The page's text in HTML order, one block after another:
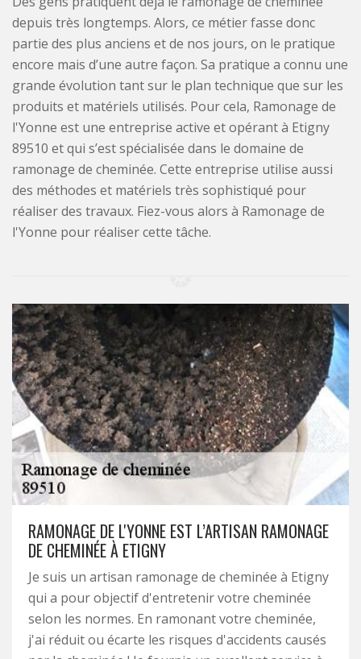
depuis très longtemps. Alors, ce métier fasse donc
partie des plus anciens et de nos jours, on le pratique
encore mais d’une autre façon. Sa pratique a connu une
grande évolution tant sur le plan technique que sur les
produits et matériels utilisés. Pour cela, Ramonage de
l'Yonne est une entreprise active et opérant à Etigny
89510 et qui s’est spécialisée dans le domaine de
ramonage de cheminée. Cette entreprise utilise aussi
des méthodes et matériels très sophistiqué pour
réaliser des travaux. Fiez-vous alors à Ramonage de
l'Yonne pour réaliser cette tâche.
RAMONAGE DE L'YONNE EST L’ARTISAN RAMONAGE
DE CHEMINÉE À ETIGNY
Je suis un artisan ramonage de cheminée à Etigny
qui a pour objectif d'entretenir votre cheminée
selon les normes. En ramonant votre cheminée,
j'ai réduit ou écarte les risques d'accidents causés